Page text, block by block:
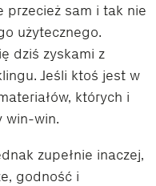
przecież sam i tak nie
użytecznego.
dziś zyskami z
Jeśli ktoś jest w
których i
win-win.
zupełnie inaczej,
godność i